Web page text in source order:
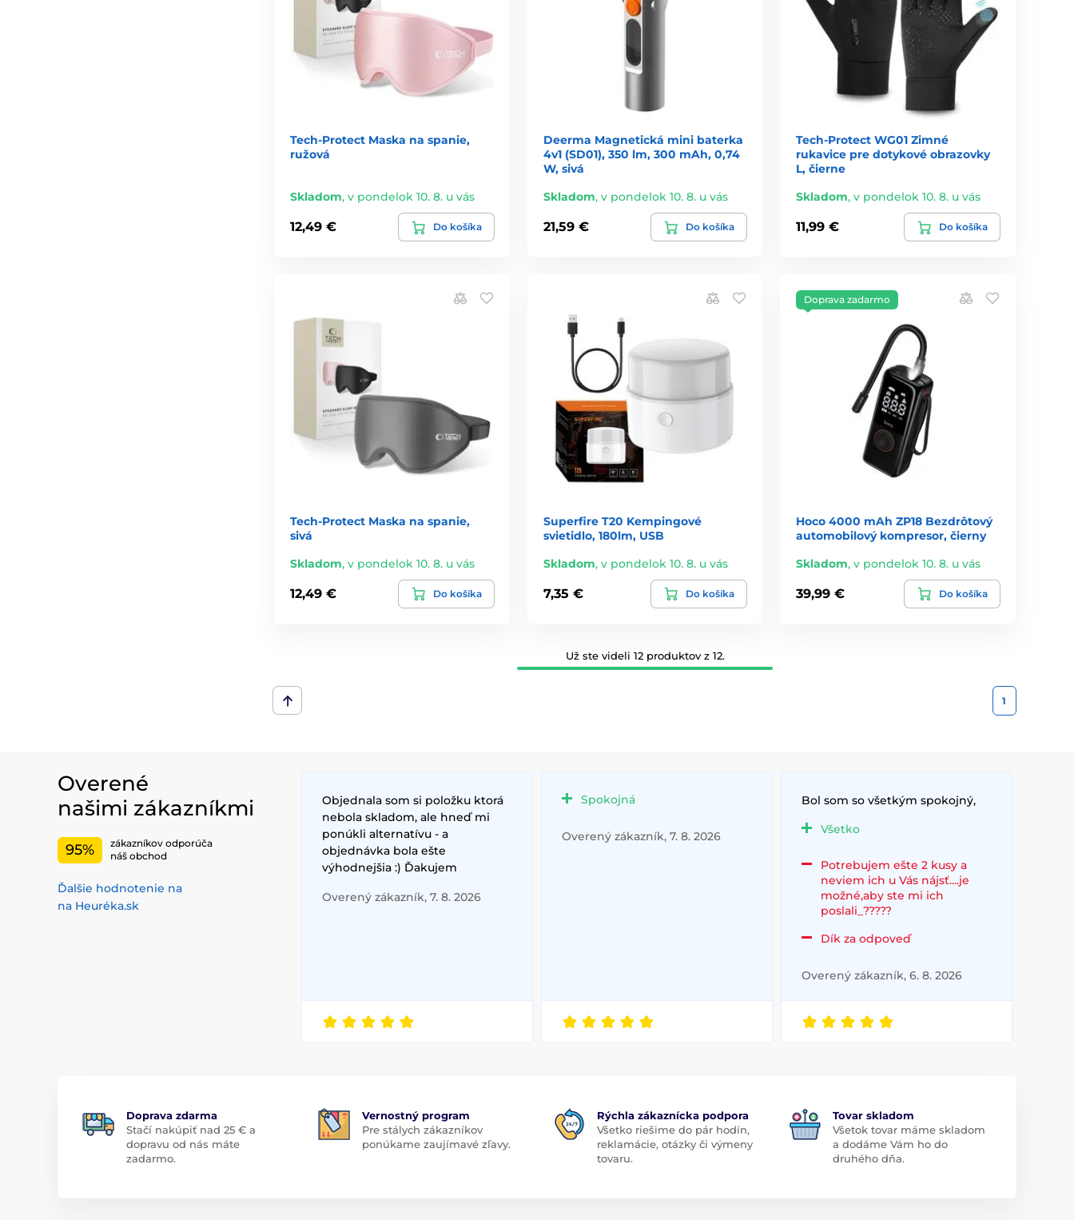
Tech-Protect Maska na spanie,
ružová
Skladom, v pondelok 10. 8. u vás
12,49 € Do košíka
Deerma Magnetická mini baterka
4v1 (SD01), 350 lm, 300 mAh, 0,74
W, sivá
Skladom, v pondelok 10. 8. u vás
21,59 € Do košíka
Tech-Protect WG01 Zimné
rukavice pre dotykové obrazovky
L, čierne
Skladom,v pondelok 10. 8. u vás
11,99 € Do košíka
Tech-Protect Maska na spanie,
sivá
Skladom, v pondelok 10. 8. u vás
12,49 € Do košíka
Superfire T20 Kempingové
svietidlo, 180lm, USB
Skladom, v pondelok 10. 8. u vás
7,35 € Do košíka
Doprava zadarmo
Hoco 4000 mAh ZP18 Bezdrôtový
automobilový kompresor, čierny
Skladom,v pondelok 10. 8. u vás
39,99 € Do košíka
Už ste videli 12 produktov z 12.
1
Overené
našimi zákazníkmi
95%
zákazníkov odporúča
náš obchod
Ďalšie hodnotenie na
na Heuréka.sk
Objednala som si položku ktorá
nebola skladom, ale hneď mi
ponúkli alternatívu - a
objednávka bola ešte
výhodnejšia :) Ďakujem
Overený zákazník, 7. 8. 2026
Spokojná
Overený zákazník, 7. 8. 2026
Bol som so všetkým spokojný,
Všetko
Potrebujem ešte 2 kusy a
neviem ich u Vás nájsť....je
možné,aby ste mi ich
poslali_?????
Dík za odpoveď
Overený zákazník, 6. 8. 2026
Doprava zdarma
Stačí nakúpiť nad 25 € a
dopravu od nás máte
zadarmo.
Vernostný program
Pre stálych zákazníkov
ponúkame zaujímavé zľavy.
Rýchla zákaznícka podpora
Všetko riešime do pár hodín,
reklamácie, otázky či výmeny
tovaru.
Tovar skladom
Všetok tovar máme skladom
a dodáme Vám ho do
druhého dňa.